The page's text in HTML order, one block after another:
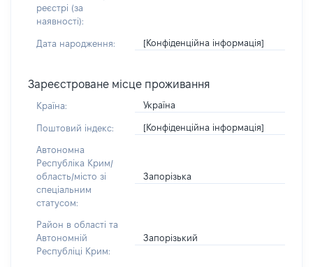
реєстрі (за
наявності):
Дата народження: [Конфіденційна інформація]
Зареєстроване місце проживання
Країна: Україна
Поштовий індекс: [Конфіденційна інформація]
Автономна
Республіка Крим/
область/місто зі
спеціальним
статусом:
Запорізька
Район в області та
Автономній
Республіці Крим:
Запорізький